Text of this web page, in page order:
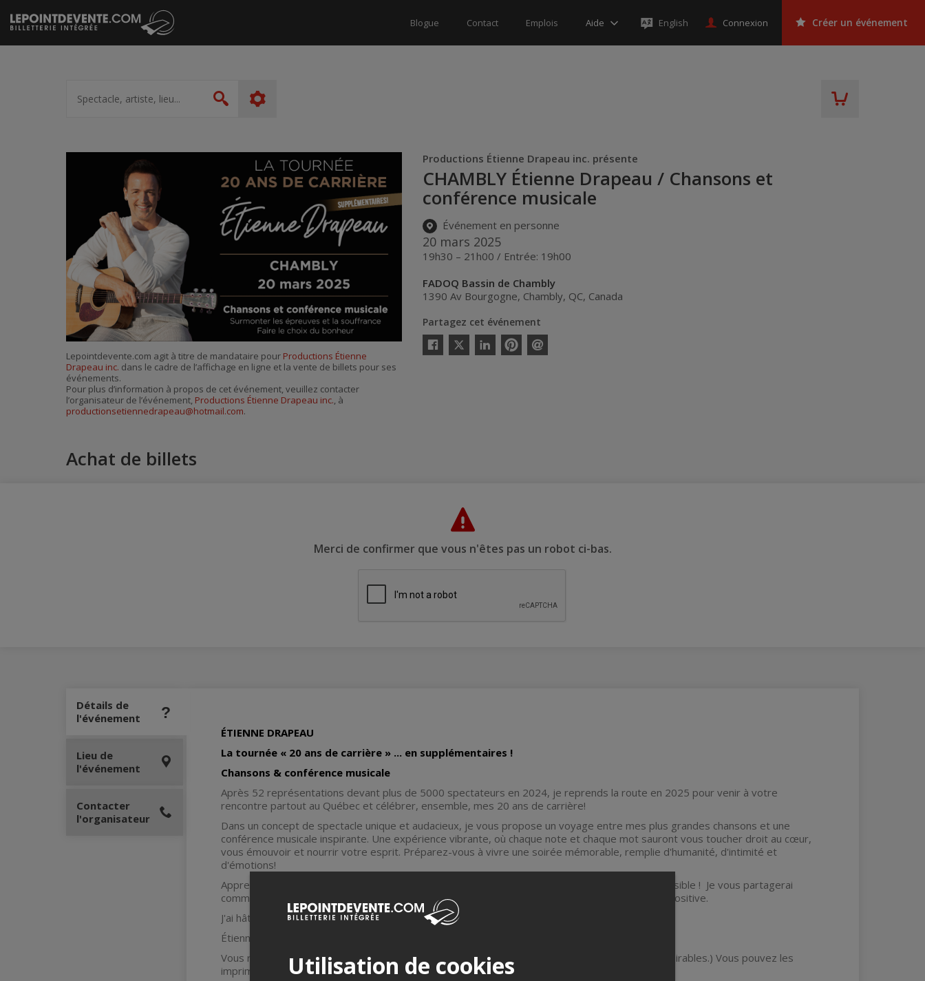
Passer
au
contenu
Blogue Contact Emplois Aide English Connexion Créer un événement
artiste,
lieu...
Rechercher
Productions Étienne Drapeau inc. présente
CHAMBLY Étienne Drapeau / Chansons et
conférence musicale
Événement en personne
20 mars 2025
19h30 – 21h00 / Entrée: 19h00
FADOQ Bassin de Chambly
1390 Av Bourgogne, Chambly, QC, Canada
Partagez cet événement
Facebook
Twitter
LinkedinPinterestEnvoyer
Lepointdevente.com agit à titre de mandataire pour Productions Étienne
Drapeau inc. dans le cadre de l’affichage en ligne et la vente de billets pour ses
événements.
Pour plus d’information à propos de cet événement, veuillez contacter
l’organisateur de l’événement, Productions Étienne Drapeau inc., à
productionsetiennedrapeau@hotmail.com.
Achat de billets
Merci de confirmer que vous n'êtes pas un robot ci-bas.
Détails de
l'événement
ÉTIENNE DRAPEAU
La tournée « 20 ans de carrière » ... en supplémentaires !
Chansons & conférence musicale
Après 52 représentations devant plus de 5000 spectateurs en 2024, je reprends la route en 2025 pour venir à votre
rencontre partout au Québec et célébrer, ensemble, mes 20 ans de carrière!
Dans un concept de spectacle unique et audacieux, je vous propose un voyage entre mes plus grandes chansons et une
conférence musicale inspirante. Une expérience vibrante, où chaque note et chaque mot sauront vous toucher droit au cœur,
vous émouvoir et nourrir votre esprit. Préparez-vous à vivre une soirée mémorable, remplie d'humanité, d'intimité et
d'émotions!
Apprendre à surmonter les épreuves et la souffrance, en faisant le choix du bonheur... C'est possible ! Je vous partagerai
comment j'y suis parvenu grâce à ma philosophie de vie axée sur la gratitude et sur la pensée positive.
J'ai hâte de vous retrouver. Je vous aime!
Étienne XoX
Vous recevrez vos billets dans votre boîte courriel. (N'oubliez pas de vérifier vos courriels indésirables.) Vous pouvez les
imprimer ou les enregistrer sur votre téléphone, afin de nous les présenter à l'entrée.
Lieu de
l'événement
Contacter
l'organisateur
Utilisation de cookies